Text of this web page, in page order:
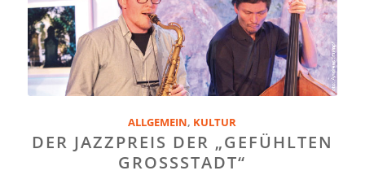
ALLGEMEIN, KULTUR
DER JAZZPREIS DER „GEFÜHLTEN
GROSSSTADT“